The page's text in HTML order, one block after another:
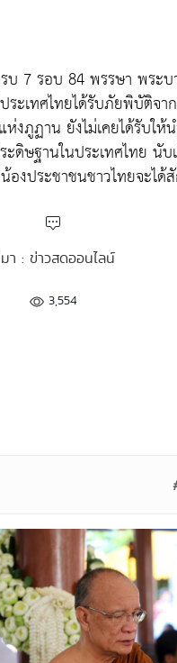
7 รอบ 84 พรรษา พระบ
ระเทศไทยได้รับภัยพิบัติจ
งภูฏาน ยังไม่เคยได้รับใ
ดิษฐานในประเทศไทย นั
งประชาชนชาวไทยจะได้
า : ข่าวสดออนไลน์
3,554